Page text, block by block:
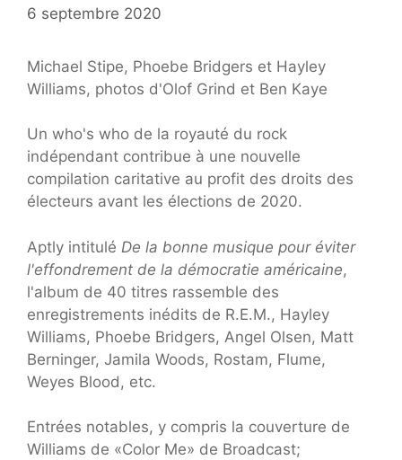
6 septembre 2020
Michael Stipe, Phoebe Bridgers et Hayley
Williams, photos d'Olof Grind et Ben Kaye
Un who's who de la royauté du rock
indépendant contribue à une nouvelle
compilation caritative au profit des droits des
électeurs avant les élections de 2020.
Aptly intitulé De la bonne musique pour éviter
l'effondrement de la démocratie américaine,
l'album de 40 titres rassemble des
enregistrements inédits de R.E.M., Hayley
Williams, Phoebe Bridgers, Angel Olsen, Matt
Berninger, Jamila Woods, Rostam, Flume,
Weyes Blood, etc.
Entrées notables, y compris la couverture de
Williams de «Color Me» de Broadcast;